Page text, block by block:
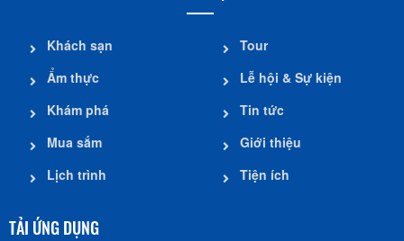
Khách sạn
Ẩm thực
Khám phá
Mua sắm
Lịch trình
Tour
Lễ hội & Sự kiện
Tin tức
Giới thiệu
Tiện ích
TẢI ỨNG DỤNG